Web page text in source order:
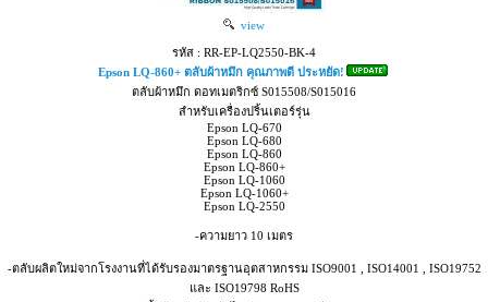
view
รหัส : RR-EP-LQ2550-BK-4
Epson LQ-860+ ตลับผ้าหมึก คุณภาพดี ประหยัด!
ตลับผ้าหมึก ดอทเมตริกซ์ S015508/S015016
สำหรับเครื่องปริ้นเตอร์รุ่น
Epson LQ-670
Epson LQ-680
Epson LQ-860
Epson LQ-860+
Epson LQ-1060
Epson LQ-1060+
Epson LQ-2550
-ความยาว 10 เมตร
-ตลับผลิตใหม่จากโรงงานที่ได้รับรองมาตรฐานอุตสาหกรรม ISO9001 , ISO14001 , ISO19752
และ ISO19798 RoHS